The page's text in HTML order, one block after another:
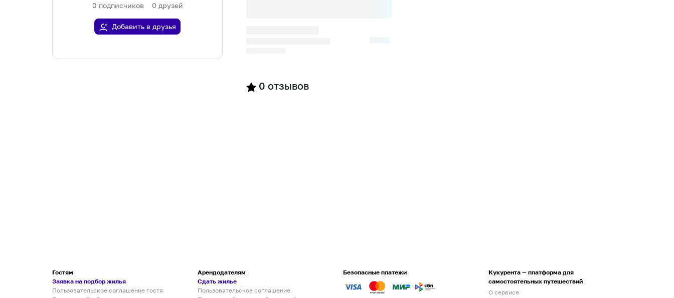
0 подписчиков 0 друзей
Добавить в друзья
0 отзывов
Гостям
Заявка на подбор жилья
Пользовательское соглашение гостя
Арендодателям
Сдать жилье
Пользовательское соглашение
Безопасные платежи
Кукурента — платформа для
самостоятельных путешествий
О сервисе